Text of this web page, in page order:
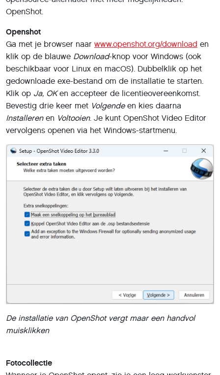
De installatie van OpenShot vergt maar een handvol
muisklikken
Fotocollectie
Wanneer je OpenShot opent, zie je een leeg werkvenster.
Daar brengen we snel verandering in. Klik bovenaan in
de menubalk op
en blader naar je
fotomap. Selecteer alle gewenste afbeeldingen met
ingedrukte
Shift- of Ctrl
-toets voor meervoudige selectie
en klik opOpenen. De mediabestanden verschijnen nu in
miniatuur linksboven bijProjectbestanden
Sleep vervolgens elke foto met ingedrukte
linkermuisknop naar een spoor in het onderste
wordt eerst getoond, gevolgd door de volgende, rechts
ervan. Je kunt de volgorde altijd aanpassen door de
foto’s met de muis horizontaal over het spoor te
verslepen. Met de